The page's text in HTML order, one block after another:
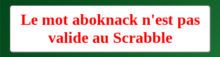
Le mot aboknack n'est pas
valide au Scrabble